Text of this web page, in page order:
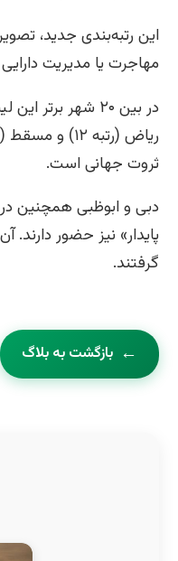
این رتبه‌بندی جدید،
مهاجرت یا مدیریت
ثروت جهانی است.
دبی و ابوظبی همچنین
گرفتند.
بازگشت به بلاگ